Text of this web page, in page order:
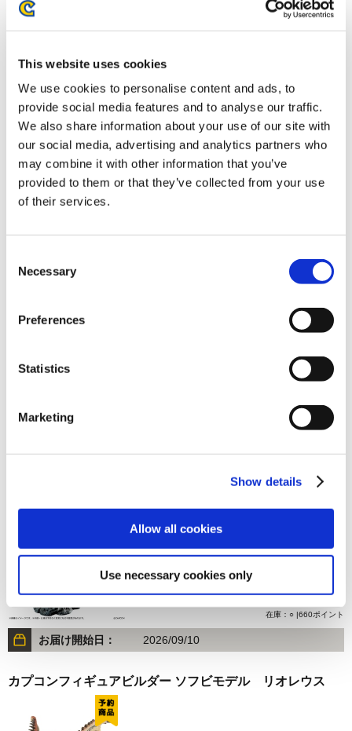
This website uses cookies
We use cookies to personalise content and ads, to
provide social media features and to analyse our traffic.
We also share information about your use of our site with
our social media, advertising and analytics partners who
may combine it with other information that you’ve
provided to them or that they’ve collected from your use
of their services.
Selection
Necessary
Preferences
Statistics
Marketing
Show details
Allow all cookies
Use necessary cookies only
ろねこハニワ/背伸びくろねこハニワ セット
(税込)
モンスターハンターワイルズ ラバーキーホルダー 踊るしろ
ねこハニワ/踊るくろねこハニワ セット
在庫：△ |121ポイント
13,200円
在庫：○ |660ポイント
お届け開始日： 2026/09/10
カプコンフィギュアビルダー ソフビモデル リオレウス